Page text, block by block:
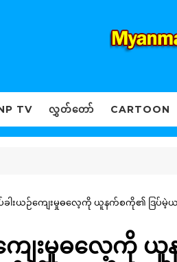
TV လွှတ်တော် CARTOON
ပ်ခါးယဉ်ကျေးမှုဓလေ့ကို ယူနက်စကို၏ ဒြပ်
ကျေးမှုဓလေ့ကို